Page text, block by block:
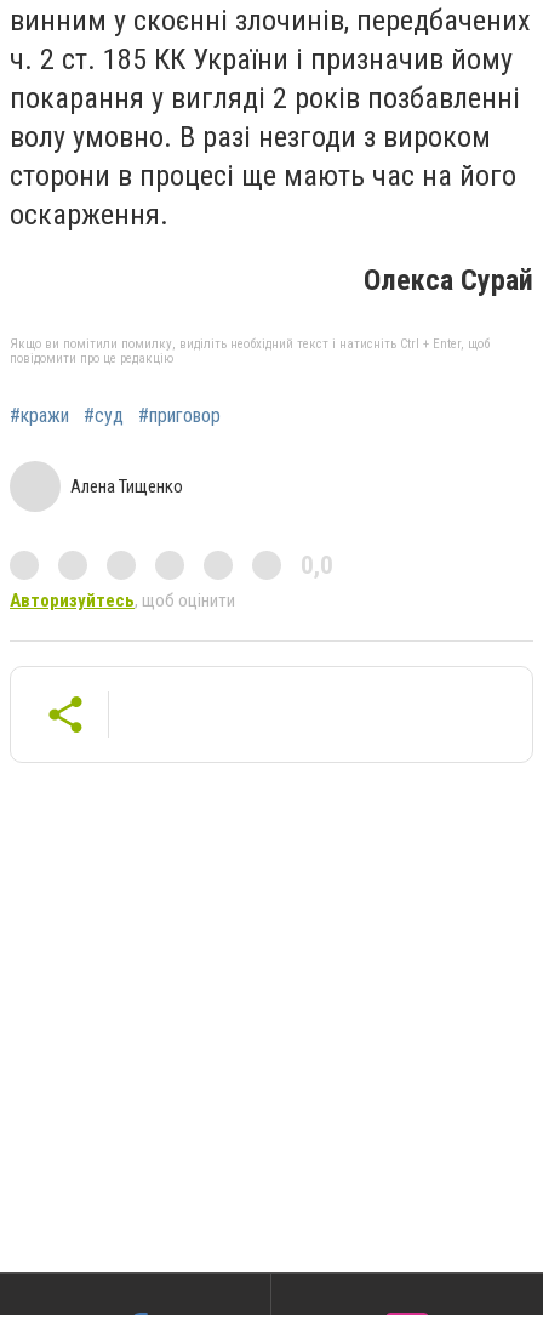
винним у скоєнні злочинів, передбачених
ч. 2 ст. 185 КК України і призначив йому
покарання у вигляді 2 років позбавленні
волу умовно. В разі незгоди з вироком
сторони в процесі ще мають час на його
оскарження.
Олекса Сурай
Якщо ви помітили помилку, виділіть необхідний текст і натисніть Ctrl + Enter, щоб
повідомити про це редакцію
#кражи #суд #приговор
Алена Тищенко
0,0
Авторизуйтесь, щоб оцінити